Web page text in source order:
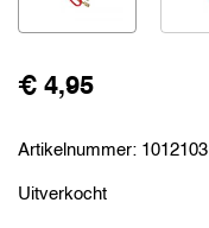
€ 4,95
Artikelnummer: 1012103
Uitverkocht